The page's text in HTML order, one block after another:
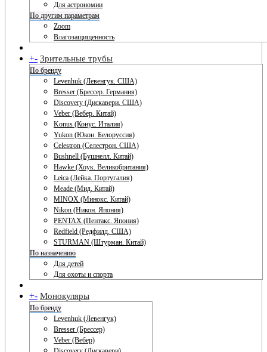
Для астрономии
По другим параметрам
Zoom
Влагозащищенность
+- Зрительные трубы
По бренду
Levenhuk (Левенгук. США)
Bresser (Брессер. Германия)
Discovery (Дискавери. США)
Veber (Вебер. Китай)
Konus (Конус. Италия)
Yukon (Юкон. Белоруссия)
Celestron (Селестрон. США)
Bushnell (Бушнелл. Китай)
Hawke (Хоук. Великобритания)
Leica (Лейка. Португалия)
Meade (Мид. Китай)
MINOX (Минокс. Китай)
Nikon (Никон. Япония)
PENTAX (Пентакс. Япония)
Redfield (Редфилд. США)
STURMAN (Штурман. Китай)
По назначению
Для детей
Для охоты и спорта
+- Монокуляры
По бренду
Levenhuk (Левенгук)
Bresser (Брессер)
Veber (Вебер)